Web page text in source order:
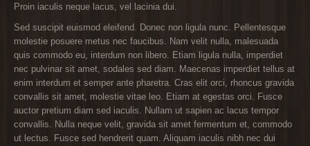
Proin iaculis neque lacus, vel lacinia dui.
Sed suscipit euismod eleifend. Donec non ligula nunc. Pellentesque
molestie posuere metus nec faucibus. Nam velit nulla, malesuada
quis commodo eu, interdum non libero. Etiam ligula nulla, imperdiet
nec pulvinar sit amet, sodales sed diam. Maecenas imperdiet tellus at
enim interdum et semper ante pharetra. Cras elit orci, rhoncus gravida
convallis sit amet, molestie vitae leo. Etiam at egestas orci. Fusce
auctor pretium diam sed iaculis. Nullam ut sapien ac lacus tempor
convallis. Nulla neque velit, gravida sit amet fermentum et, commodo
ut lectus. Fusce sed hendrerit quam. Aliquam iaculis nibh nec dui